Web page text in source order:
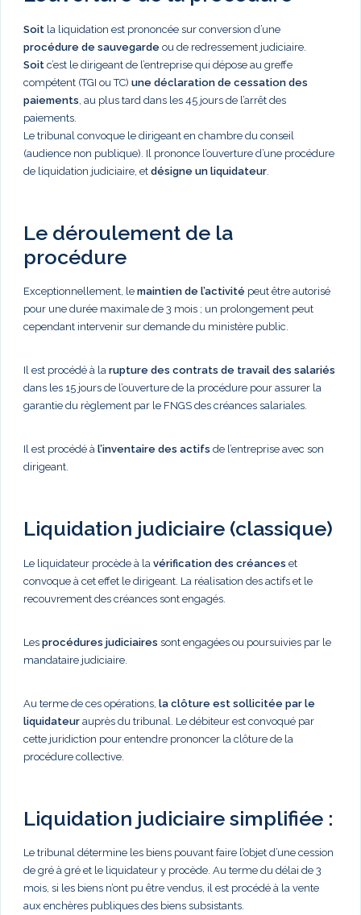
Soit la liquidation est prononcée sur conversion d’une
procédure de sauvegarde ou de redressement judiciaire.
Soit c’est le dirigeant de l’entreprise qui dépose au greffe
compétent (TGI ou TC) une déclaration de cessation des
paiements , au plus tard dans les 45 jours de l’arrêt des
paiements.
Le tribunal convoque le dirigeant en chambre du conseil
(audience non publique). Il prononce l’ouverture d’une procédure
de liquidation judiciaire, et désigne un liquidateur
Le déroulement de la
procédure
Exceptionnellement, le maintien de l’activité peut être autorisé
pour une durée maximale de 3 mois ; un prolongement peut
cependant intervenir sur demande du ministère public.
Il est procédé à la rupture des contrats de travail des salariés
dans les 15 jours de l’ouverture de la procédure pour assurer la
garantie du règlement par le FNGS des créances salariales.
Il est procédé à l’inventaire des actifs de l’entreprise avec son
dirigeant.
Liquidation judiciaire (classique)
Le liquidateur procède à la vérification des créances et
convoque à cet effet le dirigeant. La réalisation des actifs et le
recouvrement des créances sont engagés.
Les procédures judiciaires sont engagées ou poursuivies par le
mandataire judiciaire.
Au terme de ces opérations, la clôture est sollicitée par le
liquidateur auprès du tribunal. Le débiteur est convoqué par
cette juridiction pour entendre prononcer la clôture de la
procédure collective.
Liquidation judiciaire simplifiée :
Le tribunal détermine les biens pouvant faire l’objet d’une cession
de gré à gré et le liquidateur y procède. Au terme du délai de 3
mois, si les biens n’ont pu être vendus, il est procédé à la vente
aux enchères publiques des biens subsistants.